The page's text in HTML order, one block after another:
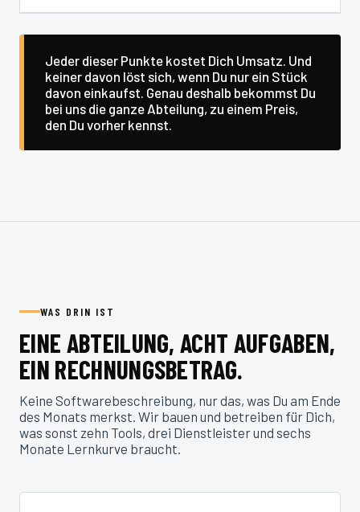
Jeder dieser Punkte kostet Dich Umsatz. Und
keiner davon löst sich, wenn Du nur ein Stück
davon einkaufst. Genau deshalb bekommst Du
bei uns die ganze Abteilung, zu einem Preis,
den Du vorher kennst.
WAS DRIN IST
EINE ABTEILUNG, ACHT AUFGABEN,
EIN RECHNUNGSBETRAG.
Keine Softwarebeschreibung, nur das, was Du am Ende
des Monats merkst. Wir bauen und betreiben für Dich,
was sonst zehn Tools, drei Dienstleister und sechs
Monate Lernkurve braucht.